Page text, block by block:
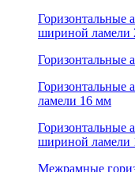
Горизонтальные
шириной ламели
Горизонтальные
ламели 16 мм
Горизонтальные
шириной ламели
Межрамные